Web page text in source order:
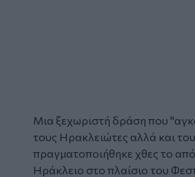
Μια ξεχωριστή δράση που
τους Ηρακλειώτες αλλά και
πραγματοποιήθηκε χθες το
Ηράκλειο στο πλαίσιο του